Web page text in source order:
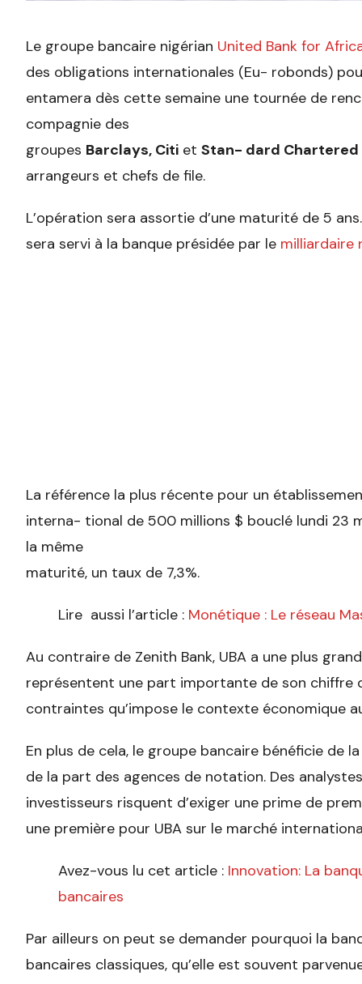
Le groupe bancaire nigérian United Bank for
des obligations internationales (Eu- robonds)
entamera dès cette semaine une tournée de
compagnie des
groupes Barclays, Citi et Stan- dard Chartered
arrangeurs et chefs de file.
L’opération sera assortie d’une maturité de 5
sera servi à la banque présidée par le milliardaire
La référence la plus récente pour un
interna- tional de 500 millions $ bouclé lundi 23
la même
maturité, un taux de 7,3%.
Lire aussi l’article : Monétique : Le réseau
Au contraire de Zenith Bank, UBA a une plus
représentent une part importante de son chiffre
contraintes qu’impose le contexte économique
En plus de cela, le groupe bancaire bénéficie de
de la part des agences de notation. Des
investisseurs risquent d’exiger une prime de
une première pour UBA sur le marché
Avez-vous lu cet article : Innovation: La
bancaires
Par ailleurs on peut se demander pourquoi la
bancaires classiques, qu’elle est souvent